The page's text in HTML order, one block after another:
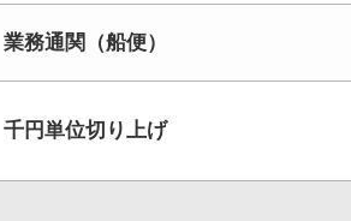
業務通関（船便）
千円単位切り上げ